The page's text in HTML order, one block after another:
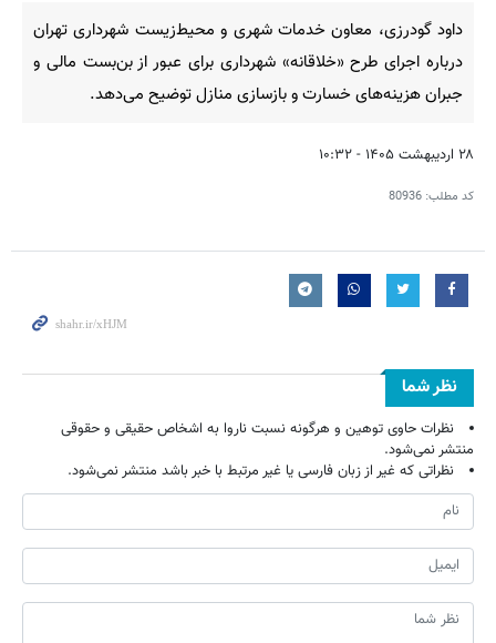
داود گودرزی، معاون خدمات شهری و محیط‌زیست شهرداری تهران
درباره اجرای طرح «خلاقانه» شهرداری برای عبور از بن‌بست مالی و
جبران هزینه‌های خسارت و بازسازی منازل توضیح می‌دهد.
۲۸ اردیبهشت ۱۴۰۵ - ۱۰:۳۲
کد مطلب: 80936
نظر شما
نظرات حاوی توهین و هرگونه نسبت ناروا به اشخاص حقیقی و حقوقی
منتشر نمی‌شود.
نظراتی که غیر از زبان فارسی یا غیر مرتبط با خبر باشد منتشر نمی‌شود.